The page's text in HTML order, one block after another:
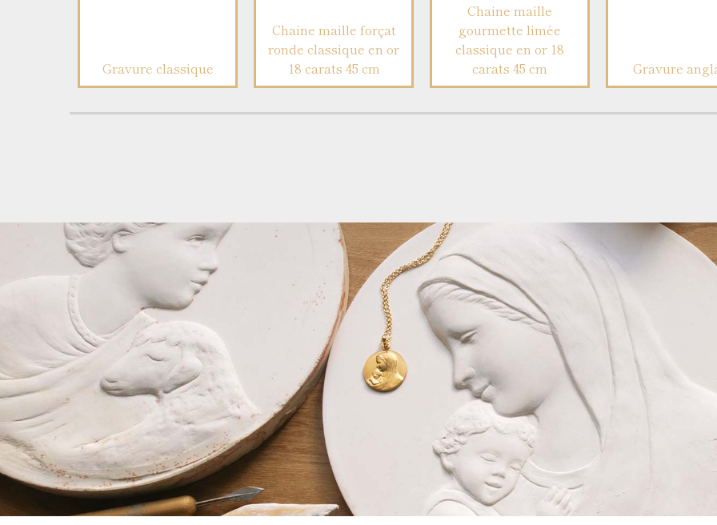
Gravure classique
Chaine maille forçat
ronde classique en or
18 carats 45 cm
Chaine maille
gourmette limée
classique en or 18
carats 45 cm
Gravure